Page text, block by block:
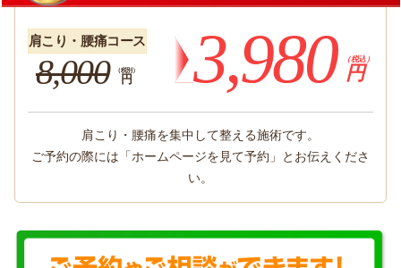
肩こり・腰痛コース
8,000 （税別）
円 3,980 （税込）
円
肩こり・腰痛を集中して整える施術です。
ご予約の際には「ホームページを見て予約」とお伝えくださ
い。